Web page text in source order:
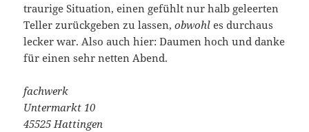
traurige Situation, einen gefühlt nur halb geleerten
Teller zurückgeben zu lassen,obwohles durchaus
lecker war. Also auch hier: Daumen hoch und danke
für einen sehr netten Abend.
fachwerk
Untermarkt 10
45525 Hattingen